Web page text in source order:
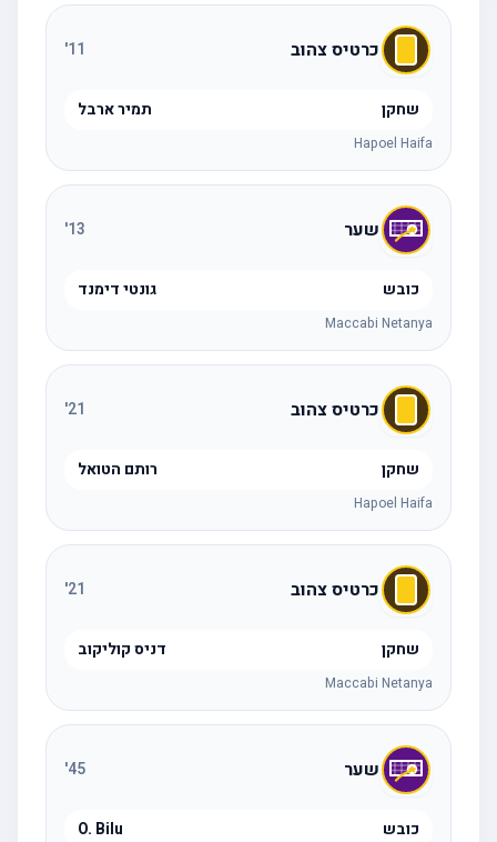
כרטיס צהוב 11
'
שחקן תמיר ארבל
Hapoel Haifa
שער 13
'
כובש גונטי דימנד
Maccabi Netanya
כרטיס צהוב 21
'
שחקן רותם הטואל
Hapoel Haifa
כרטיס צהוב 21
'
שחקן דניס קוליקוב
Maccabi Netanya
שער 45
'
כובש O. Bilu